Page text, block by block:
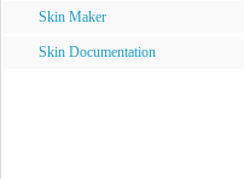
Skin Maker
Skin Documentation